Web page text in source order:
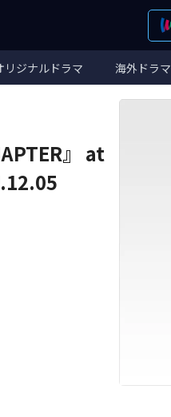
リジナルドラマ 海外ドラマ
』 at